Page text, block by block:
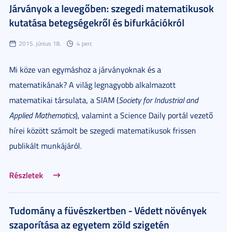
Járványok a levegőben: szegedi matematikusok
kutatása betegségekről és bifurkációkról
2015. június 18. 4 perc
Mi köze van egymáshoz a járványoknak és a
matematikának? A világ legnagyobb alkalmazott
matematikai társulata, a SIAM (Society for Industrial and
Applied Mathematics), valamint a Science Daily portál vezető
hírei között számolt be szegedi matematikusok frissen
publikált munkájáról.
Részletek
Tudomány a füvészkertben - Védett növények
szaporítása az egyetem zöld szigetén